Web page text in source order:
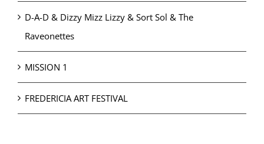
D-A-D & Dizzy Mizz Lizzy & Sort Sol & The
Raveonettes
MISSION 1
FREDERICIA ART FESTIVAL